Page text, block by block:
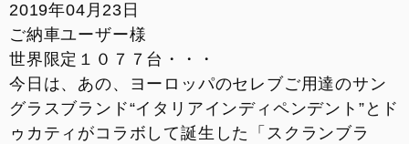
試乗車
イベント&ツーリング
販売情報
2019年04月23日
ご納車ユーザー様
世界限定１０７７台・・・
今日は、あの、ヨーロッパのセレブご用達のサン
グラスブランド“イタリアインディペンデント”とド
ゥカティがコラボして誕生した「スクランブラ